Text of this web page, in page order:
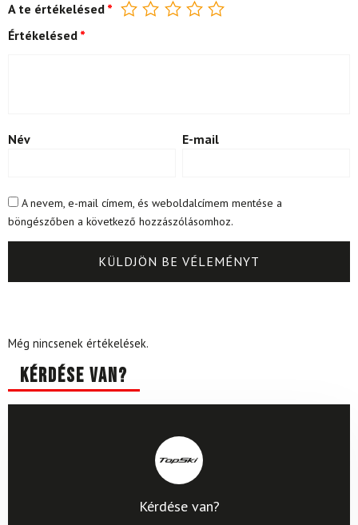
A te értékelésed *
Értékelésed *
Név E-mail
A nevem, e-mail címem, és weboldalcímem mentése a
böngészőben a következő hozzászólásomhoz.
Még nincsenek értékelések.
Kérdése van?
Kérdése van?